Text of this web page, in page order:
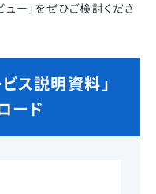
ュー」をぜひご検討くださ
ス説明資料」
ード